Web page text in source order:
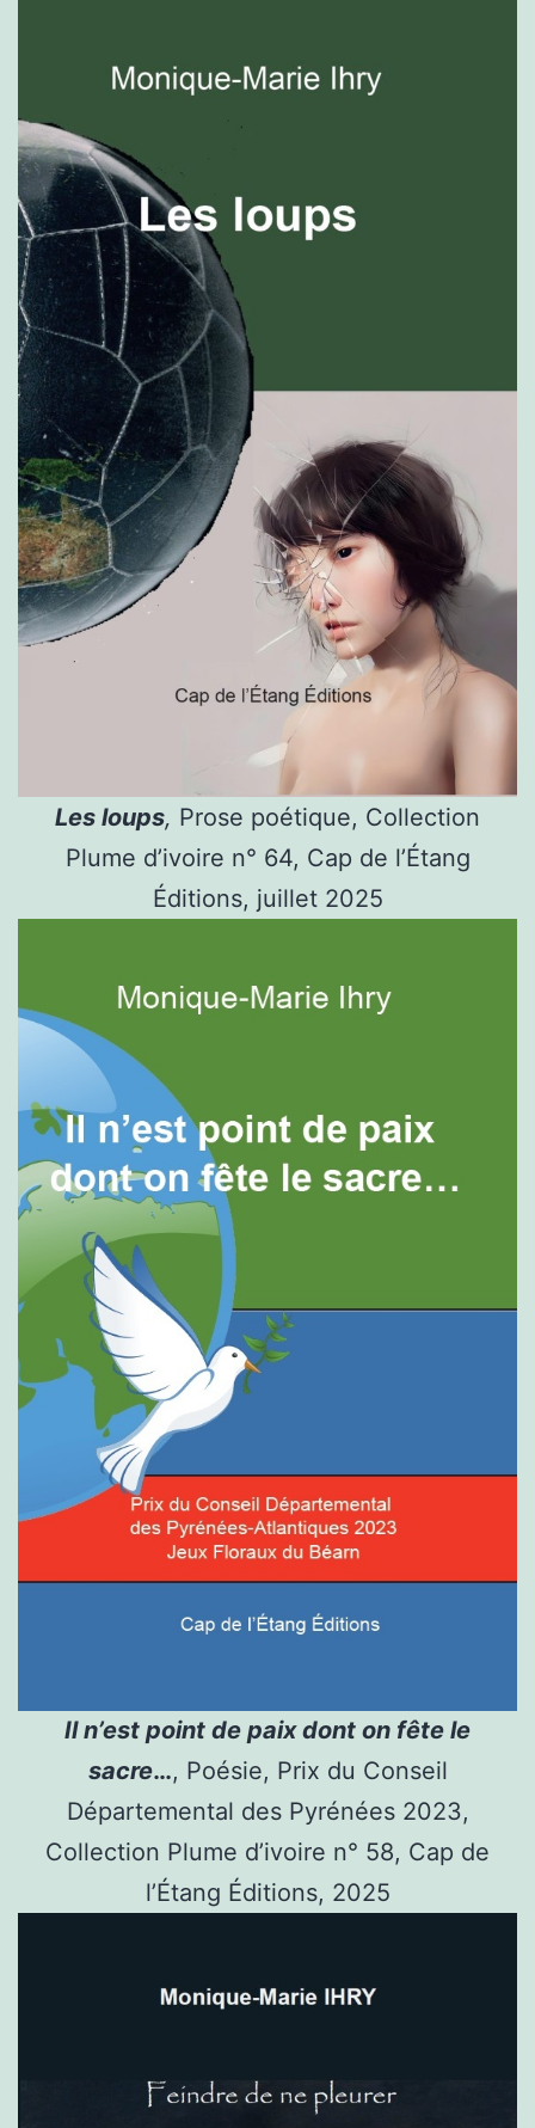
Les loups, Prose poétique, Collection
Plume d’ivoire n° 64, Cap de l’Étang
Éditions, juillet 2025
Il n’est point de paix dont on fête le
sacre…, Poésie, Prix du Conseil
Départemental des Pyrénées 2023,
Collection Plume d’ivoire n° 58, Cap de
l’Étang Éditions, 2025